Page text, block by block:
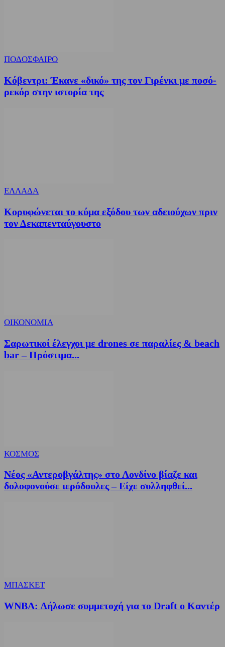
ΠΟΔΟΣΦΑΙΡΟ
Κόβεντρι: Έκανε «δικό» της τον Γιρένκι με ποσό-
ρεκόρ στην ιστορία της
ΕΛΛΑΔΑ
Κορυφώνεται το κύμα εξόδου των αδειούχων πριν
τον Δεκαπενταύγουστο
ΟΙΚΟΝΟΜΙΑ
Σαρωτικοί έλεγχοι με drones σε παραλίες & beach
bar – Πρόστιμα...
ΚΟΣΜΟΣ
Νέος «Αντεροβγάλτης» στο Λονδίνο βίαζε και
δολοφονούσε ιερόδουλες – Είχε συλληφθεί...
ΜΠΑΣΚΕΤ
WNBA: Δήλωσε συμμετοχή για το Draft ο Καντέρ